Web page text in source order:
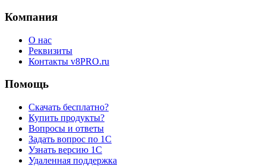
Компания
О нас
Реквизиты
Контакты v8PRO.ru
Помощь
Скачать бесплатно?
Купить продукты?
Вопросы и ответы
Задать вопрос по 1С
Узнать версию 1С
Удаленная поддержка